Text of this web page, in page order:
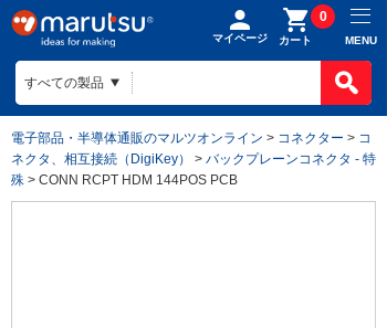
マイページ カート
0
MENU
電子部品・半導体通販のマルツオンライン > コネクター > コ
ネクタ、相互接続（DigiKey）
> バックプレーンコネクタ - 特
殊 > CONN RCPT HDM 144POS PCB